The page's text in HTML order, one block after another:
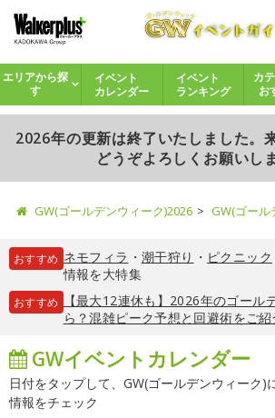
エリアから探
す
イベント
カレンダー
イベント
ランキング
カ
お
2026年の更新は終了いたしました。
どうぞよろしくお願いし
GW(ゴールデンウィーク)2026 GW(ゴール
おすすめ ネモフィラ ・ 潮干狩り ・ ピクニック
情報を大特集
おすすめ
【最大12連休も】2026年のゴール
ら？混雑ピーク予想と回避術をご紹
GWイベントカレンダー
日付をタップして、GW(ゴールデンウィーク)
情報をチェック